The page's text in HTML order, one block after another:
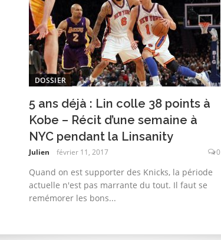
DOSSIER
5 ans déjà : Lin colle 38 points à
Kobe – Récit d’une semaine à
NYC pendant la Linsanity
Julien février 11, 2017 0
Quand on est supporter des Knicks, la période
actuelle n'est pas marrante du tout. Il faut se
remémorer les bons...